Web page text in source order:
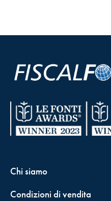
Chi siamo
Condizioni di vendita